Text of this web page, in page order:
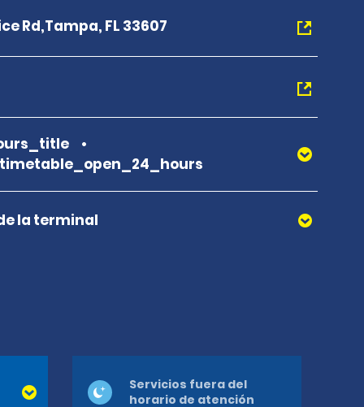
Rd,Tampa, FL 33607
la terminal
Servicios fuera del
horario de atención